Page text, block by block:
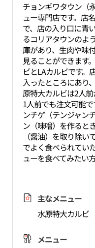
チョンギワタウン（
ュー専門店です。店
で、店の入り口に青
るコリアタウンのよ
庫があり、生肉や味
見ることができます
ビとLAカルビです。
入ったところにあり
原特大カルビは2人
1人前でも注文可能
ンチゲ（テンジャン
ン（味噌）を作ると
（醤油）を取り除
でよく食べられてい
ューを食べてみたい
主なメニュー
水原特大カルビ
メニュー